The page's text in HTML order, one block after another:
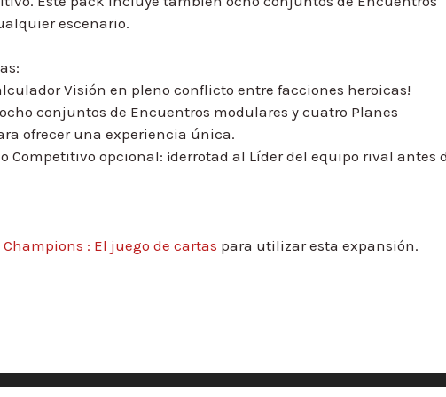
escenario.
Visión en pleno conflicto entre facciones heroicas!
conjuntos de Encuentros modulares y cuatro Planes
ofrecer una experiencia única.
Competitivo opcional: ¡derrotad al Líder del equipo rival antes
: El juego de cartas para utilizar esta expansión.